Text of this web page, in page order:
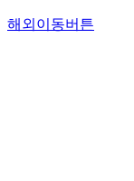
해외이동버튼